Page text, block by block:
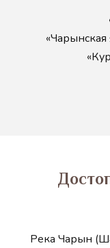
«Чарынская
Река Чарын